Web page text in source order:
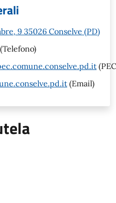
9 35026 Conselve (PD)
(Telefono)
(Email)